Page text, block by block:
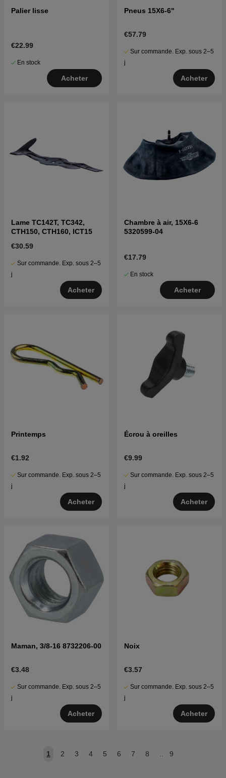
Palier lisse
€22.99
En stock
Acheter
Pneus 15X6-6"
€57.79
Sur commande. Exp. sous 2–5
j
Acheter
Lame TC142T, TC342,
CTH150, CTH160, ICT15
€30.59
Sur commande. Exp. sous 2–5
j
Acheter
Chambre à air, 15X6-6
5320599-04
€17.79
En stock
Acheter
Printemps
€1.92
Sur commande. Exp. sous 2–5
j
Acheter
Écrou à oreilles
€9.99
Sur commande. Exp. sous 2–5
j
Acheter
Maman, 3/8-16 8732206-00
€3.48
Sur commande. Exp. sous 2–5
j
Acheter
Noix
€3.57
Sur commande. Exp. sous 2–5
j
Acheter
1 2 3 4 5 6 7 8 .. 9